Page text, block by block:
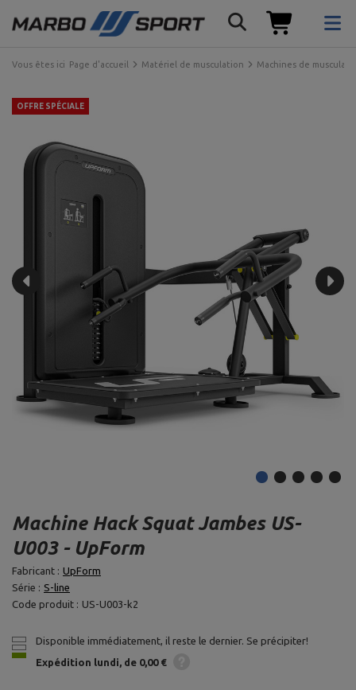
Vous êtes ici Page d'accueil Matériel de musculation Machines de
OFFRE SPÉCIALE
Machine Hack Squat Jambes US-
U003 - UpForm
Fabricant : UpForm
Série : S-line
Code produit : US-U003-k2
Disponible immédiatement, il reste le dernier. Se précipiter!
Expédition lundi de 0,00 €